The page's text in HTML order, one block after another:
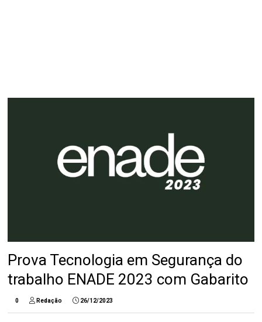
Prova Tecnologia em Segurança do
trabalho ENADE 2023 com Gabarito
0 Redação 26/12/2023